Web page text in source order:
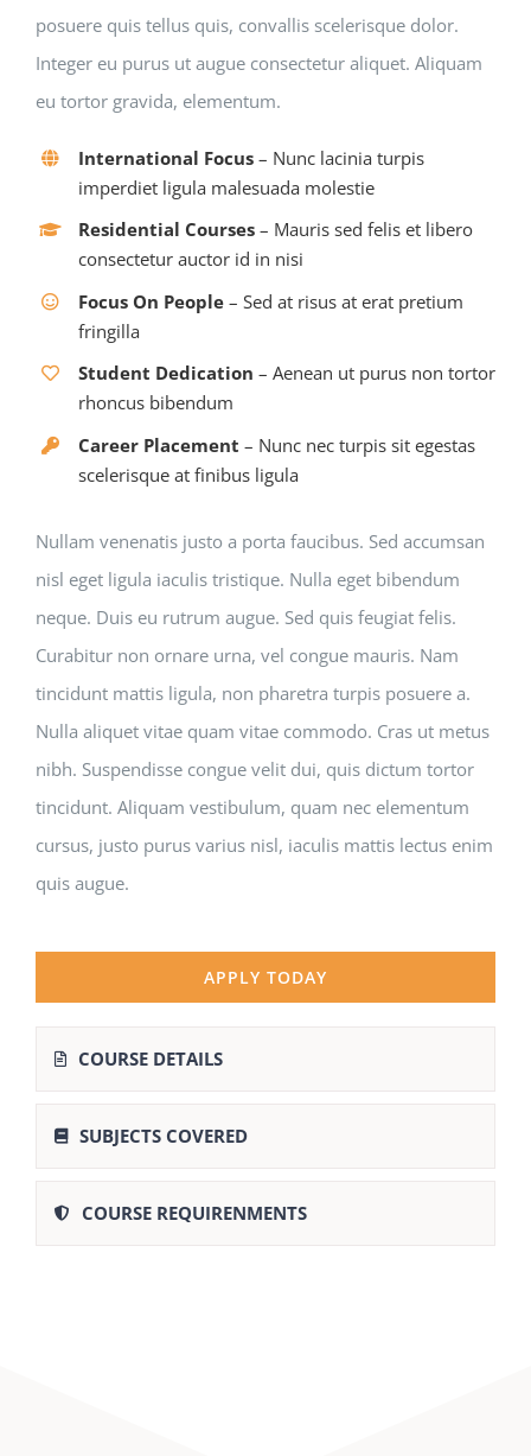
posuere quis tellus quis, convallis scelerisque dolor.
Integer eu purus ut augue consectetur aliquet. Aliquam
eu tortor gravida, elementum.
International Focus – Nunc lacinia turpis
imperdiet ligula malesuada molestie
Residential Courses – Mauris sed felis et libero
consectetur auctor id in nisi
Focus On People – Sed at risus at erat pretium
fringilla
Student Dedication – Aenean ut purus non tortor
rhoncus bibendum
Career Placement – Nunc nec turpis sit egestas
scelerisque at finibus ligula
Nullam venenatis justo a porta faucibus. Sed accumsan
nisl eget ligula iaculis tristique. Nulla eget bibendum
neque. Duis eu rutrum augue. Sed quis feugiat felis.
Curabitur non ornare urna, vel congue mauris. Nam
tincidunt mattis ligula, non pharetra turpis posuere a.
Nulla aliquet vitae quam vitae commodo. Cras ut metus
nibh. Suspendisse congue velit dui, quis dictum tortor
tincidunt. Aliquam vestibulum, quam nec elementum
cursus, justo purus varius nisl, iaculis mattis lectus enim
quis augue.
APPLY TODAY
COURSE DETAILS
SUBJECTS COVERED
COURSE REQUIRENMENTS